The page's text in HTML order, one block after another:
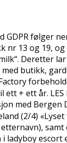
følger
nr 13 og 19,
Deretter
butikk,
+ ett år.
med
(2/4)